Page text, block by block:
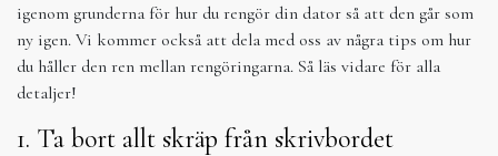
igenom grunderna för hur du rengör din dator så att den går som
ny igen. Vi kommer också att dela med oss av några tips om hur
du håller den ren mellan rengöringarna. Så läs vidare för alla
detaljer!
1. Ta bort allt skräp från skrivbordet